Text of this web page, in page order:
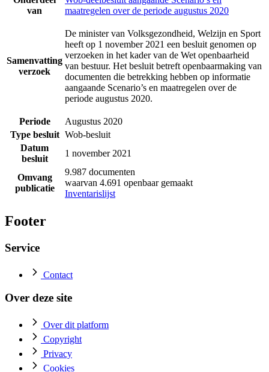
van
maatregelen over de periode augustus 2020
Samenvatting
verzoek
De minister van Volksgezondheid, Welzijn en Sport
heeft op 1 november 2021 een besluit genomen op
verzoeken in het kader van de Wet openbaarheid
van bestuur. Het besluit betreft openbaarmaking van
documenten die betrekking hebben op informatie
aangaande Scenario’s en maatregelen over de
periode augustus 2020.
Periode
Augustus 2020
Type besluit Wob-besluit
Datum
besluit
1 november 2021
Omvang
publicatie
9.987 documenten
waarvan 4.691 openbaar gemaakt
Inventarislijst
Footer
Service
Contact
Over deze site
Over dit platform
Copyright
Privacy
Cookies